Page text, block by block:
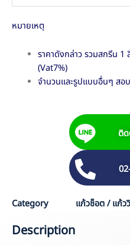
หมายเหตุ
ราคาดังกล่าว รวมสกรีน 1
(Vat7%)
จำนวนและรูปแบบอื่นๆ สอ
ติ
Category แก้วช็อต / แก้ว
Description